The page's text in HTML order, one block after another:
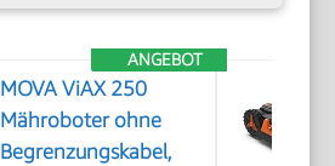
ANGEBOT
MOVA ViAX 250
Mähroboter ohne
Begrenzungskabel,